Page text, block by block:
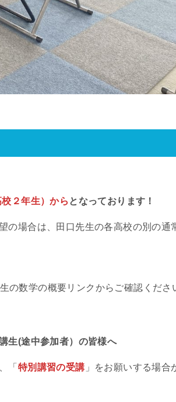
２年生）から となっております！
の場合は、田口先生の各高校の別の通
の数学の概要リンクからご確認くださ
生(途中参加者）の皆様へ
「 特別講習の受講 」をお願いする場合